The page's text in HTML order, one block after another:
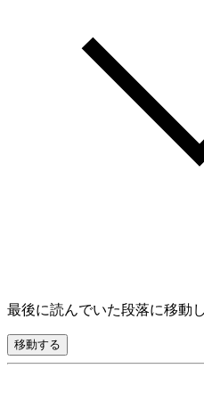
最後に読んでいた段落に移動
移動する